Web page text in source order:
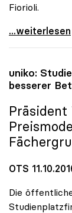
Fiorioli.
RWR-Karte:
...weiterlesen
uniko:
besserer
OTS
Die